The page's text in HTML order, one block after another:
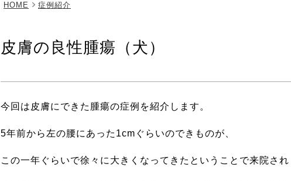
HOME 症例紹介
皮膚の良性腫瘍（犬）
今回は皮膚にできた腫瘍の症例を紹介します。
5年前から左の腰にあった1cmぐらいのできものが、
この一年ぐらいで徐々に大きくなってきたということで来院さ